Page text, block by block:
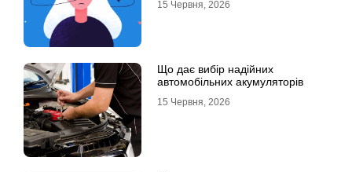
15 Червня, 2026
Що дає вибір надійних
автомобільних акумуляторів
15 Червня, 2026